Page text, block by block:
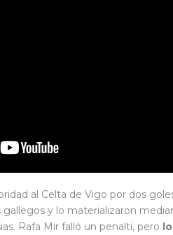
al Celta de Vigo por dos
y lo materializaron
Rafa Mir falló un penalti, pero